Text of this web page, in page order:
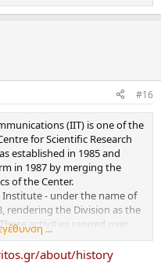
#16
(IIT) is one of the
for Scientific Research
established in 1985 and
in 1987 by merging the
of the Center.
- under the name of
rendering the Division as the
activities ranged over
design and development of
industrial electronic
electronics.
...
about/history